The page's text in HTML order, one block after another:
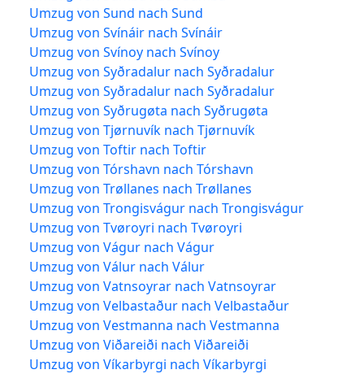
Umzug von Sund nach Sund
Umzug von Svínáir nach Svínáir
Umzug von Svínoy nach Svínoy
Umzug von Syðradalur nach Syðradalur
Umzug von Syðradalur nach Syðradalur
Umzug von Syðrugøta nach Syðrugøta
Umzug von Tjørnuvík nach Tjørnuvík
Umzug von Toftir nach Toftir
Umzug von Tórshavn nach Tórshavn
Umzug von Trøllanes nach Trøllanes
Umzug von Trongisvágur nach Trongisvágur
Umzug von Tvøroyri nach Tvøroyri
Umzug von Vágur nach Vágur
Umzug von Válur nach Válur
Umzug von Vatnsoyrar nach Vatnsoyrar
Umzug von Velbastaður nach Velbastaður
Umzug von Vestmanna nach Vestmanna
Umzug von Viðareiði nach Viðareiði
Umzug von Víkarbyrgi nach Víkarbyrgi